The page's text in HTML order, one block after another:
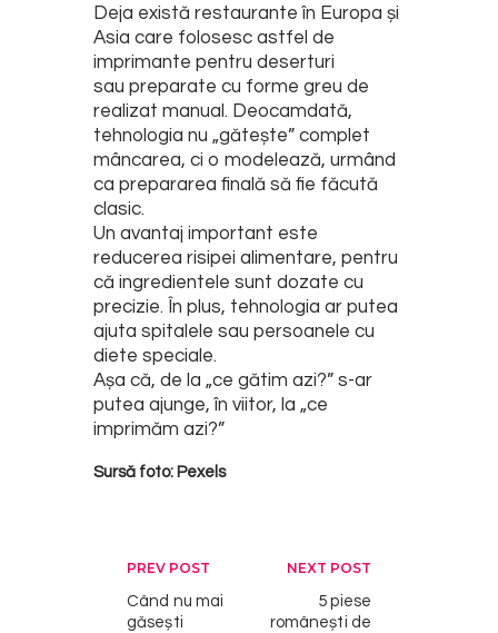
Deja există restaurante în Europa și
Asia care folosesc astfel de
imprimante pentru deserturi
sau preparate cu forme greu de
realizat manual. Deocamdată,
tehnologia nu „gătește” complet
mâncarea, ci o modelează, urmând
ca prepararea finală să fie făcută
clasic.
Un avantaj important este
reducerea risipei alimentare, pentru
că ingredientele sunt dozate cu
precizie. În plus, tehnologia ar putea
ajuta spitalele sau persoanele cu
diete speciale.
Așa că, de la „ce gătim azi?” s-ar
putea ajunge, în viitor, la „ce
imprimăm azi?”
Sursă foto: Pexels
Post
navigation
PREV POST
Când nu mai
găsești
NEXT POST
5 piese
românești de